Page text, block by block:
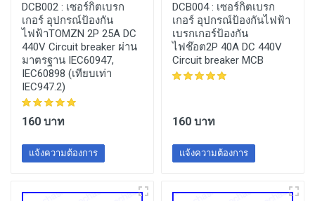
DCB002 : เซอร์กิตเบรก
เกอร์ อุปกรณ์ป้องกัน
ไฟฟ้าTOMZN 2P 25A DC
440V Circuit breaker ผ่าน
มาตรฐาน IEC60947,
IEC60898 (เทียบเท่า
IEC947.2)
160 บาท
แจ้งความต้องการ
DCB004 : เซอร์กิตเบรก
เกอร์ อุปกรณ์ป้องกันไฟฟ้า
เบรกเกอร์ป้องกัน
ไฟช๊อต2P 40A DC 440V
Circuit breaker MCB
160 บาท
แจ้งความต้องการ